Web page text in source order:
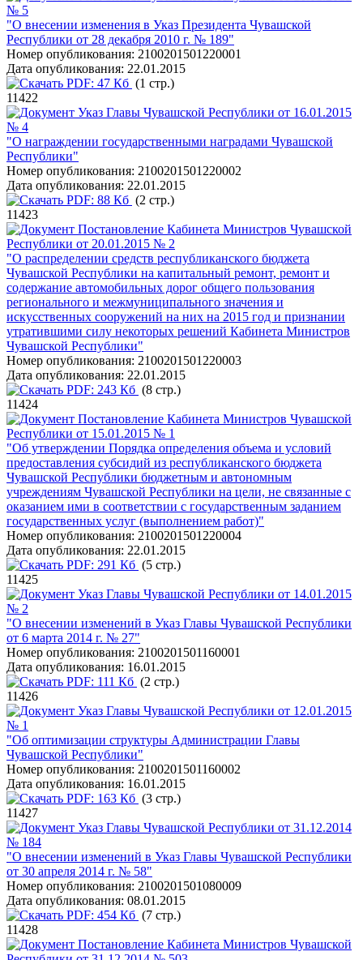
№ 5
"О внесении изменения в Указ Президента Чувашской
Республики от 28 декабря 2010 г. № 189"
Номер опубликования: 2100201501220001
Дата опубликования: 22.01.2015
PDF: 47 Кб (1 стр.)
11422
Указ Главы Чувашской Республики от 16.01.2015
№ 4
"О награждении государственными наградами Чувашской
Республики"
Номер опубликования: 2100201501220002
Дата опубликования: 22.01.2015
PDF: 88 Кб (2 стр.)
11423
Постановление Кабинета Министров Чувашской
Республики от 20.01.2015 № 2
"О распределении средств республиканского бюджета
Чувашской Республики на капитальный ремонт, ремонт и
содержание автомобильных дорог общего пользования
регионального и межмуниципального значения и
искусственных сооружений на них на 2015 год и признании
утратившими силу некоторых решений Кабинета Министров
Чувашской Республики"
Номер опубликования: 2100201501220003
Дата опубликования: 22.01.2015
PDF: 243 Кб (8 стр.)
11424
Постановление Кабинета Министров Чувашской
Республики от 15.01.2015 № 1
"Об утверждении Порядка определения объема и условий
предоставления субсидий из республиканского бюджета
Чувашской Республики бюджетным и автономным
учреждениям Чувашской Республики на цели, не связанные с
оказанием ими в соответствии с государственным заданием
государственных услуг (выполнением работ)"
Номер опубликования: 2100201501220004
Дата опубликования: 22.01.2015
PDF: 291 Кб (5 стр.)
11425
Указ Главы Чувашской Республики от 14.01.2015
№ 2
"О внесении изменений в Указ Главы Чувашской Республики
от 6 марта 2014 г. № 27"
Номер опубликования: 2100201501160001
Дата опубликования: 16.01.2015
PDF: 111 Кб (2 стр.)
11426
Указ Главы Чувашской Республики от 12.01.2015
№ 1
"Об оптимизации структуры Администрации Главы
Чувашской Республики"
Номер опубликования: 2100201501160002
Дата опубликования: 16.01.2015
PDF: 163 Кб (3 стр.)
11427
Указ Главы Чувашской Республики от 31.12.2014
№ 184
"О внесении изменений в Указ Главы Чувашской Республики
от 30 апреля 2014 г. № 58"
Номер опубликования: 2100201501080009
Дата опубликования: 08.01.2015
PDF: 454 Кб (7 стр.)
11428
Постановление Кабинета Министров Чувашской